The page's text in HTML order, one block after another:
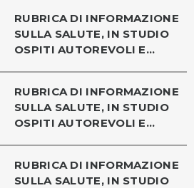
RUBRICA DI INFORMAZIONE
SULLA SALUTE, IN STUDIO
OSPITI AUTOREVOLI E...
RUBRICA DI INFORMAZIONE
SULLA SALUTE, IN STUDIO
OSPITI AUTOREVOLI E...
RUBRICA DI INFORMAZIONE
SULLA SALUTE, IN STUDIO